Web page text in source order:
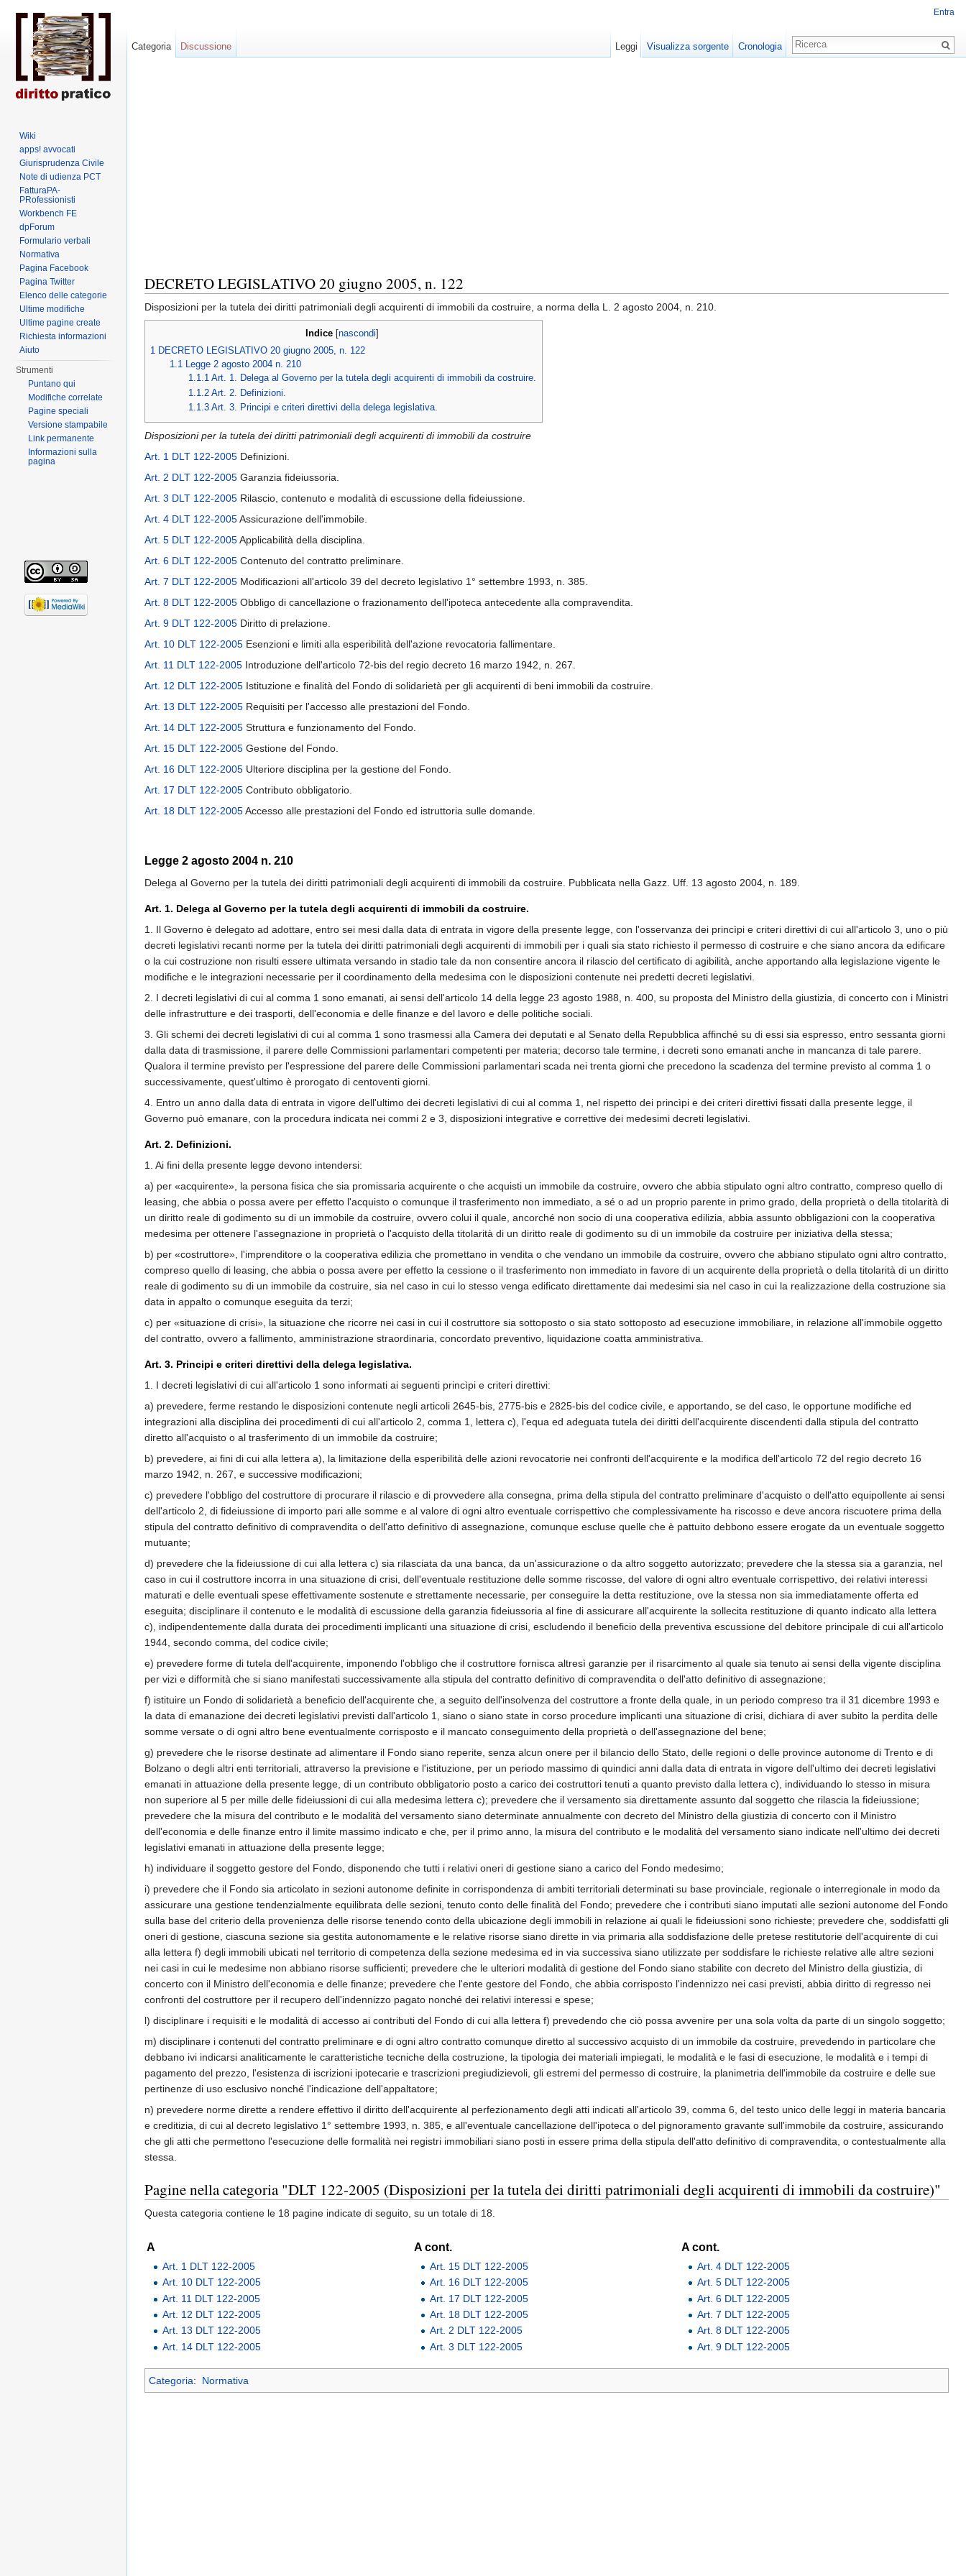
DECRETO LEGISLATIVO 20 giugno 2005, n. 122
Disposizioni per la tutela dei diritti patrimoniali degli acquirenti di immobili da costruire, a norma della L. 2 agosto 2004, n. 210.
Indice nascondi
1 DECRETO LEGISLATIVO 20 giugno 2005, n. 122
1.1 Legge 2 agosto 2004 n. 210
1.1.1 Art. 1. Delega al Governo per la tutela degli acquirenti di immobili da costruire.
1.1.2 Art. 2. Definizioni.
1.1.3 Art. 3. Principi e criteri direttivi della delega legislativa.
Disposizioni per la tutela dei diritti patrimoniali degli acquirenti di immobili da costruire
Art. 1 DLT 122-2005 Definizioni.
Art. 2 DLT 122-2005 Garanzia fideiussoria.
Art. 3 DLT 122-2005 Rilascio, contenuto e modalità di escussione della fideiussione.
Art. 4 DLT 122-2005Assicurazione dell'immobile.
Art. 5 DLT 122-2005Applicabilità della disciplina.
Art. 6 DLT 122-2005 Contenuto del contratto preliminare.
Art. 7 DLT 122-2005 Modificazioni all'articolo 39 del decreto legislativo 1° settembre 1993, n. 385.
Art. 8 DLT 122-2005 Obbligo di cancellazione o frazionamento dell'ipoteca antecedente alla compravendita.
Art. 9 DLT 122-2005 Diritto di prelazione.
Art. 10 DLT 122-2005 Esenzioni e limiti alla esperibilità dell'azione revocatoria fallimentare.
Art. 11 DLT 122-2005 Introduzione dell'articolo 72-bis del regio decreto 16 marzo 1942, n. 267.
Art. 12 DLT 122-2005 Istituzione e finalità del Fondo di solidarietà per gli acquirenti di beni immobili da costruire.
Art. 13 DLT 122-2005 Requisiti per l'accesso alle prestazioni del Fondo.
Art. 14 DLT 122-2005 Struttura e funzionamento del Fondo.
Art. 15 DLT 122-2005 Gestione del Fondo.
Art. 16 DLT 122-2005 Ulteriore disciplina per la gestione del Fondo.
Art. 17 DLT 122-2005 Contributo obbligatorio.
Art. 18 DLT 122-2005Accesso alle prestazioni del Fondo ed istruttoria sulle domande.
Legge 2 agosto 2004 n. 210
Delega al Governo per la tutela dei diritti patrimoniali degli acquirenti di immobili da costruire. Pubblicata nella Gazz. Uff. 13 agosto 2004, n. 189.
Art. 1. Delega al Governo per la tutela degli acquirenti di immobili da costruire.
1. Il Governo è delegato ad adottare, entro sei mesi dalla data di entrata in vigore della presente legge, con l'osservanza dei princìpi e criteri direttivi di cui all'articolo 3, uno o più
decreti legislativi recanti norme per la tutela dei diritti patrimoniali degli acquirenti di immobili per i quali sia stato richiesto il permesso di costruire e che siano ancora da edificare
o la cui costruzione non risulti essere ultimata versando in stadio tale da non consentire ancora il rilascio del certificato di agibilità, anche apportando alla legislazione vigente le
modifiche e le integrazioni necessarie per il coordinamento della medesima con le disposizioni contenute nei predetti decreti legislativi.
2. I decreti legislativi di cui al comma 1 sono emanati, ai sensi dell'articolo 14 della legge 23 agosto 1988, n. 400, su proposta del Ministro della giustizia, di concerto con i Ministri
delle infrastrutture e dei trasporti, dell'economia e delle finanze e del lavoro e delle politiche sociali.
3. Gli schemi dei decreti legislativi di cui al comma 1 sono trasmessi alla Camera dei deputati e al Senato della Repubblica affinché su di essi sia espresso, entro sessanta giorni
dalla data di trasmissione, il parere delle Commissioni parlamentari competenti per materia; decorso tale termine, i decreti sono emanati anche in mancanza di tale parere.
Qualora il termine previsto per l'espressione del parere delle Commissioni parlamentari scada nei trenta giorni che precedono la scadenza del termine previsto al comma 1 o
successivamente, quest'ultimo è prorogato di centoventi giorni.
4. Entro un anno dalla data di entrata in vigore dell'ultimo dei decreti legislativi di cui al comma 1, nel rispetto dei princìpi e dei criteri direttivi fissati dalla presente legge, il
Governo può emanare, con la procedura indicata nei commi 2 e 3, disposizioni integrative e correttive dei medesimi decreti legislativi.
Art. 2. Definizioni.
1. Ai fini della presente legge devono intendersi:
a) per «acquirente», la persona fisica che sia promissaria acquirente o che acquisti un immobile da costruire, ovvero che abbia stipulato ogni altro contratto, compreso quello di
leasing, che abbia o possa avere per effetto l'acquisto o comunque il trasferimento non immediato, a sé o ad un proprio parente in primo grado, della proprietà o della titolarità di
un diritto reale di godimento su di un immobile da costruire, ovvero colui il quale, ancorché non socio di una cooperativa edilizia, abbia assunto obbligazioni con la cooperativa
medesima per ottenere l'assegnazione in proprietà o l'acquisto della titolarità di un diritto reale di godimento su di un immobile da costruire per iniziativa della stessa;
b) per «costruttore», l'imprenditore o la cooperativa edilizia che promettano in vendita o che vendano un immobile da costruire, ovvero che abbiano stipulato ogni altro contratto,
compreso quello di leasing, che abbia o possa avere per effetto la cessione o il trasferimento non immediato in favore di un acquirente della proprietà o della titolarità di un diritto
reale di godimento su di un immobile da costruire, sia nel caso in cui lo stesso venga edificato direttamente dai medesimi sia nel caso in cui la realizzazione della costruzione sia
data in appalto o comunque eseguita da terzi;
c) per «situazione di crisi», la situazione che ricorre nei casi in cui il costruttore sia sottoposto o sia stato sottoposto ad esecuzione immobiliare, in relazione all'immobile oggetto
del contratto, ovvero a fallimento, amministrazione straordinaria, concordato preventivo, liquidazione coatta amministrativa.
Art. 3. Principi e criteri direttivi della delega legislativa.
1. I decreti legislativi di cui all'articolo 1 sono informati ai seguenti princìpi e criteri direttivi:
a) prevedere, ferme restando le disposizioni contenute negli articoli 2645-bis, 2775-bis e 2825-bis del codice civile, e apportando, se del caso, le opportune modifiche ed
integrazioni alla disciplina dei procedimenti di cui all'articolo 2, comma 1, lettera c), l'equa ed adeguata tutela dei diritti dell'acquirente discendenti dalla stipula del contratto
diretto all'acquisto o al trasferimento di un immobile da costruire;
b) prevedere, ai fini di cui alla lettera a), la limitazione della esperibilità delle azioni revocatorie nei confronti dell'acquirente e la modifica dell'articolo 72 del regio decreto 16
marzo 1942, n. 267, e successive modificazioni;
c) prevedere l'obbligo del costruttore di procurare il rilascio e di provvedere alla consegna, prima della stipula del contratto preliminare d'acquisto o dell'atto equipollente ai sensi
dell'articolo 2, di fideiussione di importo pari alle somme e al valore di ogni altro eventuale corrispettivo che complessivamente ha riscosso e deve ancora riscuotere prima della
stipula del contratto definitivo di compravendita o dell'atto definitivo di assegnazione, comunque escluse quelle che è pattuito debbono essere erogate da un eventuale soggetto
mutuante;
d) prevedere che la fideiussione di cui alla lettera c) sia rilasciata da una banca, da un'assicurazione o da altro soggetto autorizzato; prevedere che la stessa sia a garanzia, nel
caso in cui il costruttore incorra in una situazione di crisi, dell'eventuale restituzione delle somme riscosse, del valore di ogni altro eventuale corrispettivo, dei relativi interessi
maturati e delle eventuali spese effettivamente sostenute e strettamente necessarie, per conseguire la detta restituzione, ove la stessa non sia immediatamente offerta ed
eseguita; disciplinare il contenuto e le modalità di escussione della garanzia fideiussoria al fine di assicurare all'acquirente la sollecita restituzione di quanto indicato alla lettera
c), indipendentemente dalla durata dei procedimenti implicanti una situazione di crisi, escludendo il beneficio della preventiva escussione del debitore principale di cui all'articolo
1944, secondo comma, del codice civile;
e) prevedere forme di tutela dell'acquirente, imponendo l'obbligo che il costruttore fornisca altresì garanzie per il risarcimento al quale sia tenuto ai sensi della vigente disciplina
per vizi e difformità che si siano manifestati successivamente alla stipula del contratto definitivo di compravendita o dell'atto definitivo di assegnazione;
f) istituire un Fondo di solidarietà a beneficio dell'acquirente che, a seguito dell'insolvenza del costruttore a fronte della quale, in un periodo compreso tra il 31 dicembre 1993 e
la data di emanazione dei decreti legislativi previsti dall'articolo 1, siano o siano state in corso procedure implicanti una situazione di crisi, dichiara di aver subito la perdita delle
somme versate o di ogni altro bene eventualmente corrisposto e il mancato conseguimento della proprietà o dell'assegnazione del bene;
g) prevedere che le risorse destinate ad alimentare il Fondo siano reperite, senza alcun onere per il bilancio dello Stato, delle regioni o delle province autonome di Trento e di
Bolzano o degli altri enti territoriali, attraverso la previsione e l'istituzione, per un periodo massimo di quindici anni dalla data di entrata in vigore dell'ultimo dei decreti legislativi
emanati in attuazione della presente legge, di un contributo obbligatorio posto a carico dei costruttori tenuti a quanto previsto dalla lettera c), individuando lo stesso in misura
non superiore al 5 per mille delle fideiussioni di cui alla medesima lettera c); prevedere che il versamento sia direttamente assunto dal soggetto che rilascia la fideiussione;
prevedere che la misura del contributo e le modalità del versamento siano determinate annualmente con decreto del Ministro della giustizia di concerto con il Ministro
dell'economia e delle finanze entro il limite massimo indicato e che, per il primo anno, la misura del contributo e le modalità del versamento siano indicate nell'ultimo dei decreti
legislativi emanati in attuazione della presente legge;
h) individuare il soggetto gestore del Fondo, disponendo che tutti i relativi oneri di gestione siano a carico del Fondo medesimo;
i) prevedere che il Fondo sia articolato in sezioni autonome definite in corrispondenza di ambiti territoriali determinati su base provinciale, regionale o interregionale in modo da
assicurare una gestione tendenzialmente equilibrata delle sezioni, tenuto conto delle finalità del Fondo; prevedere che i contributi siano imputati alle sezioni autonome del Fondo
sulla base del criterio della provenienza delle risorse tenendo conto della ubicazione degli immobili in relazione ai quali le fideiussioni sono richieste; prevedere che, soddisfatti gli
oneri di gestione, ciascuna sezione sia gestita autonomamente e le relative risorse siano dirette in via primaria alla soddisfazione delle pretese restitutorie dell'acquirente di cui
alla lettera f) degli immobili ubicati nel territorio di competenza della sezione medesima ed in via successiva siano utilizzate per soddisfare le richieste relative alle altre sezioni
nei casi in cui le medesime non abbiano risorse sufficienti; prevedere che le ulteriori modalità di gestione del Fondo siano stabilite con decreto del Ministro della giustizia, di
concerto con il Ministro dell'economia e delle finanze; prevedere che l'ente gestore del Fondo, che abbia corrisposto l'indennizzo nei casi previsti, abbia diritto di regresso nei
confronti del costruttore per il recupero dell'indennizzo pagato nonché dei relativi interessi e spese;
l) disciplinare i requisiti e le modalità di accesso ai contributi del Fondo di cui alla lettera f) prevedendo che ciò possa avvenire per una sola volta da parte di un singolo soggetto;
m) disciplinare i contenuti del contratto preliminare e di ogni altro contratto comunque diretto al successivo acquisto di un immobile da costruire, prevedendo in particolare che
debbano ivi indicarsi analiticamente le caratteristiche tecniche della costruzione, la tipologia dei materiali impiegati, le modalità e le fasi di esecuzione, le modalità e i tempi di
pagamento del prezzo, l'esistenza di iscrizioni ipotecarie e trascrizioni pregiudizievoli, gli estremi del permesso di costruire, la planimetria dell'immobile da costruire e delle sue
pertinenze di uso esclusivo nonché l'indicazione dell'appaltatore;
n) prevedere norme dirette a rendere effettivo il diritto dell'acquirente al perfezionamento degli atti indicati all'articolo 39, comma 6, del testo unico delle leggi in materia bancaria
e creditizia, di cui al decreto legislativo 1° settembre 1993, n. 385, e all'eventuale cancellazione dell'ipoteca o del pignoramento gravante sull'immobile da costruire, assicurando
che gli atti che permettono l'esecuzione delle formalità nei registri immobiliari siano posti in essere prima della stipula dell'atto definitivo di compravendita, o contestualmente alla
stessa.
Pagine nella categoria "DLT 122-2005 (Disposizioni per la tutela dei diritti patrimoniali degli acquirenti di immobili da costruire)"
Questa categoria contiene le 18 pagine indicate di seguito, su un totale di 18.
A
Art. 1 DLT 122-2005
Art. 10 DLT 122-2005
Art. 11 DLT 122-2005
Art. 12 DLT 122-2005
Art. 13 DLT 122-2005
Art. 14 DLT 122-2005
A cont.
Art. 15 DLT 122-2005
Art. 16 DLT 122-2005
Art. 17 DLT 122-2005
Art. 18 DLT 122-2005
Art. 2 DLT 122-2005
Art. 3 DLT 122-2005
A cont.
Art. 4 DLT 122-2005
Art. 5 DLT 122-2005
Art. 6 DLT 122-2005
Art. 7 DLT 122-2005
Art. 8 DLT 122-2005
Art. 9 DLT 122-2005
Categoria: Normativa
Entra
Categoria Discussione Leggi Visualizza sorgente Cronologia
Wiki
apps! avvocati
Giurisprudenza Civile
Note di udienza PCT
FatturaPA-
PRofessionisti
Workbench FE
dpForum
Formulario verbali
Normativa
Pagina Facebook
Pagina Twitter
Elenco delle categorie
Ultime modifiche
Ultime pagine create
Richiesta informazioni
Aiuto
Strumenti
Puntano qui
Modifiche correlate
Pagine speciali
Versione stampabile
Link permanente
Informazioni sulla
pagina